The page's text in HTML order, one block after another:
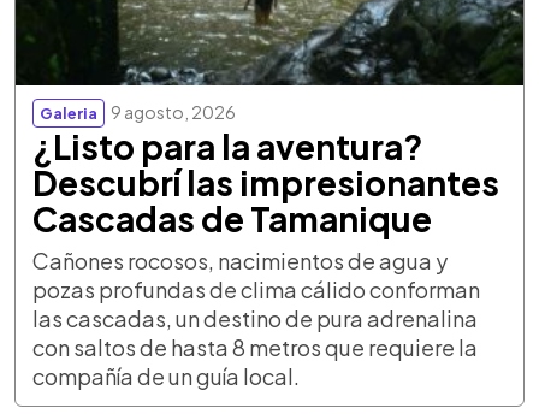
Galeria 9 agosto, 2026
¿Listo para la aventura?
Descubrí las impresionantes
Cascadas de Tamanique
Cañones rocosos, nacimientos de agua y
pozas profundas de clima cálido conforman
las cascadas, un destino de pura adrenalina
con saltos de hasta 8 metros que requiere la
compañía de un guía local.